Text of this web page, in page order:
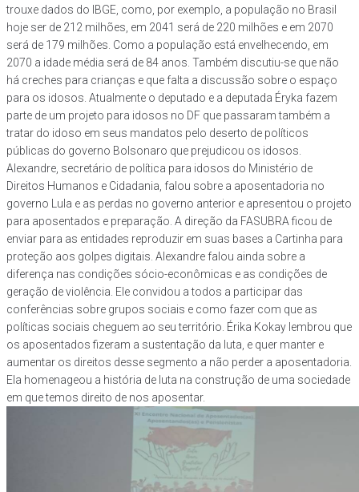
trouxe dados do IBGE, como, por exemplo, a população no Brasil
hoje ser de 212 milhões, em 2041 será de 220 milhões e em 2070
será de 179 milhões. Como a população está envelhecendo, em
2070 a idade média será de 84 anos. Também discutiu-se que não
há creches para crianças e que falta a discussão sobre o espaço
para os idosos. Atualmente o deputado e a deputada Éryka fazem
parte de um projeto para idosos no DF que passaram também a
tratar do idoso em seus mandatos pelo deserto de políticos
públicas do governo Bolsonaro que prejudicou os idosos.
Alexandre, secretário de política para idosos do Ministério de
Direitos Humanos e Cidadania, falou sobre a aposentadoria no
governo Lula e as perdas no governo anterior e apresentou o projeto
para aposentados e preparação. A direção da FASUBRA ficou de
enviar para as entidades reproduzir em suas bases a Cartinha para
proteção aos golpes digitais. Alexandre falou ainda sobre a
diferença nas condições sócio-econômicas e as condições de
geração de violência. Ele convidou a todos a participar das
conferências sobre grupos sociais e como fazer com que as
políticas sociais cheguem ao seu território. Érika Kokay lembrou que
os aposentados fizeram a sustentação da luta, e quer manter e
aumentar os direitos desse segmento a não perder a aposentadoria.
Ela homenageou a história de luta na construção de uma sociedade
em que temos direito de nos aposentar.